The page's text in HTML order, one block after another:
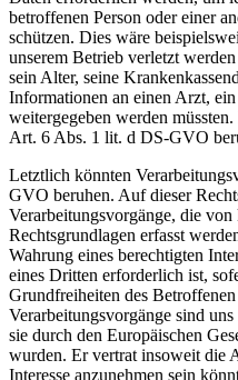
betroffenen Person oder einer
schützen. Dies wäre
unserem Betrieb verletzt
sein Alter, seine
Informationen an einen Arzt,
weitergegeben werden
Art. 6 Abs. 1 lit. d DS-GVO
Letztlich könnten
GVO beruhen. Auf dieser
Verarbeitungsvorgänge, die
Rechtsgrundlagen erfasst
Wahrung eines berechtigten
eines Dritten erforderlich ist,
Grundfreiheiten des
Verarbeitungsvorgänge sind
sie durch den Europäischen
wurden. Er vertrat insoweit die
Interesse anzunehmen sein